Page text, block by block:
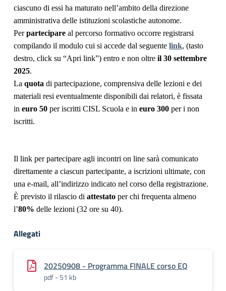
ciascuno di essi ha maturato nell’ambito della direzione
amministrativa delle istituzioni scolastiche autonome.
Perpartecipare al percorso formativo occorre registrarsi
compilando il modulo cui si accede dal seguente link, (tasto
destro, click su “Apri link”) entro e non oltre il 30 settembre
2025.
La quota di partecipazione, comprensiva delle lezioni e dei
materiali resi eventualmente disponibili dai relatori, è fissata
in euro 50 per iscritti CISL Scuola e in euro 300 per i non
iscritti.
Il link per partecipare agli incontri on line sarà comunicato
direttamente a ciascun partecipante, a iscrizioni ultimate, con
una e-mail, all’indirizzo indicato nel corso della registrazione.
È previsto il rilascio di attestato per chi frequenta almeno
l’80% delle lezioni (32 ore su 40).
Allegati
20250908 - Programma FINALE corso EQ
pdf - 51 kb